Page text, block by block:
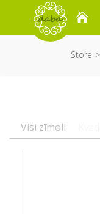
Store
Visi zīmoli